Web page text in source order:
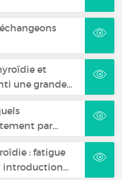
et
une grande…
par…
: fatigue
introduction…